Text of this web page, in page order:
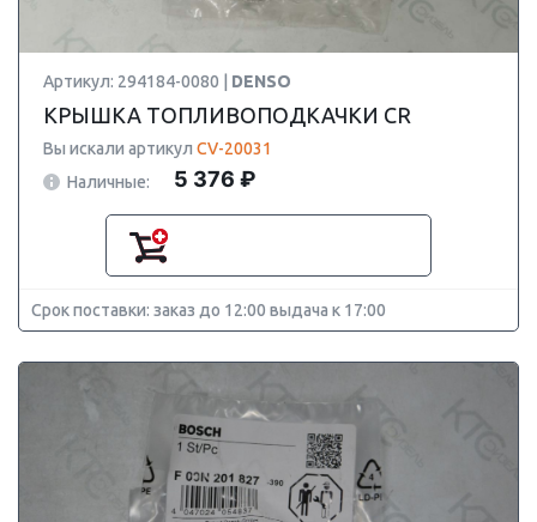
Артикул: 294184-0080 | DENSO
КРЫШКА ТОПЛИВОПОДКАЧКИ CR
Вы искали артикул CV-20031
Наличные:
5 376 ₽
Срок поставки: заказ до 12:00 выдача к 17:00